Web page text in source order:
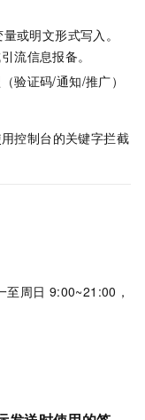
或明文形式写入。
流信息报备。
验证码/通知/推广）
控制台的关键字拦截
至周日 9:00~21:00，